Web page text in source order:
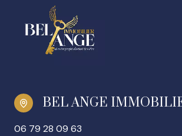
BEL ANGE
06 79 28 09 63